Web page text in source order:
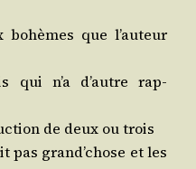
que l’auteur
qui n’a d’autre rap­
de deux ou trois
pas grand’chose et les